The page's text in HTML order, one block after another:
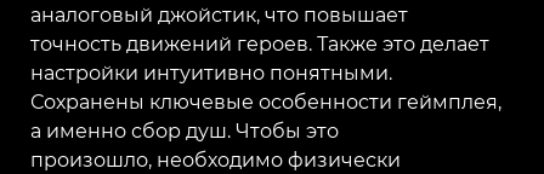
аналоговый джойстик, что повышает
точность движений героев. Также это делает
настройки интуитивно понятными.
Сохранены ключевые особенности геймплея,
а именно сбор душ. Чтобы это
произошло, необходимо физически